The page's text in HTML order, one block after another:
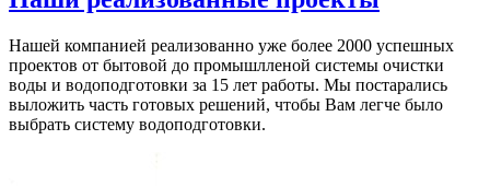
Нашей компанией реализованно уже более 2000 успешных
проектов от бытовой до промышлленой системы очистки
воды и водоподготовки за 15 лет работы. Мы постарались
выложить часть готовых решений, чтобы Вам легче было
выбрать систему водоподготовки.